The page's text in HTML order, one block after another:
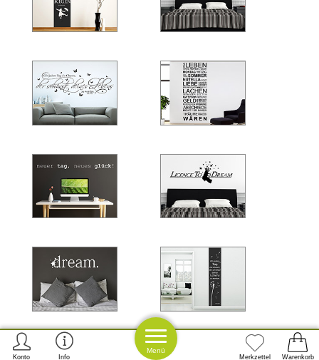
Warenkorb
Merkzettel
Menü
Konto Info